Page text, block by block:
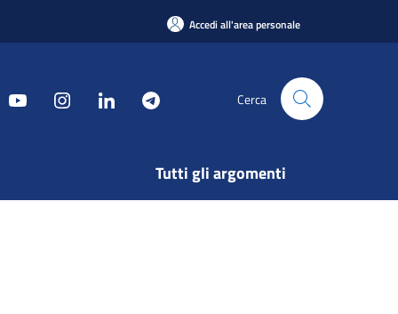
Accedi all'area personale
Cerca
Tutti gli argomenti